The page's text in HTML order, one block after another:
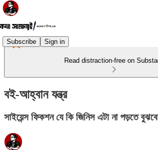
Subscribe Sign in
Read distraction-free on
বই-আহ্বান যন্ত্র
সাইয়েন্স ফিকশন যে কি জিনিস এটা না পড়তে